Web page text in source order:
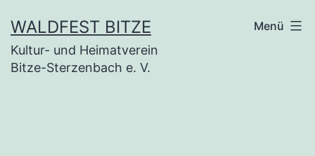
Inhalt
springen
WALDFEST BITZE
Kultur- und Heimatverein
Bitze-Sterzenbach e. V.
Menü